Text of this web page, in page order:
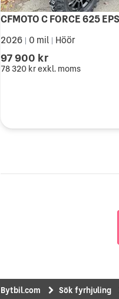
2026 0 mil Höör
97 900 kr
78 320 krexkl. moms
Bytbil.com Sök fyrhjuling